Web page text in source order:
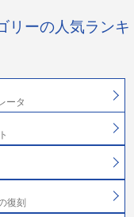
リーの人気ランキ
ータ
復刻